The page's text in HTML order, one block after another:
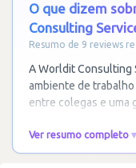
O que dizem
Consulting
Resumo de 9 reviews
A Worldit Consulting
ambiente de
entre colegas e uma
mais
Ver resumo completo